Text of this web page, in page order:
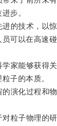
步。
的技术，以惊
可以在高速
家能够获得关
子的本质。
演化过程和物
粒子物理的研